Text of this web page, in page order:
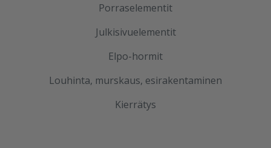
Porraselementit
Julkisivuelementit
Elpo-hormit
Louhinta, murskaus, esirakentaminen
Kierrätys